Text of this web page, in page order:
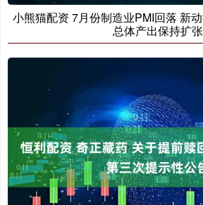
小熊猫配资 7月份制造业PMI回落 新
总体产出保持扩张